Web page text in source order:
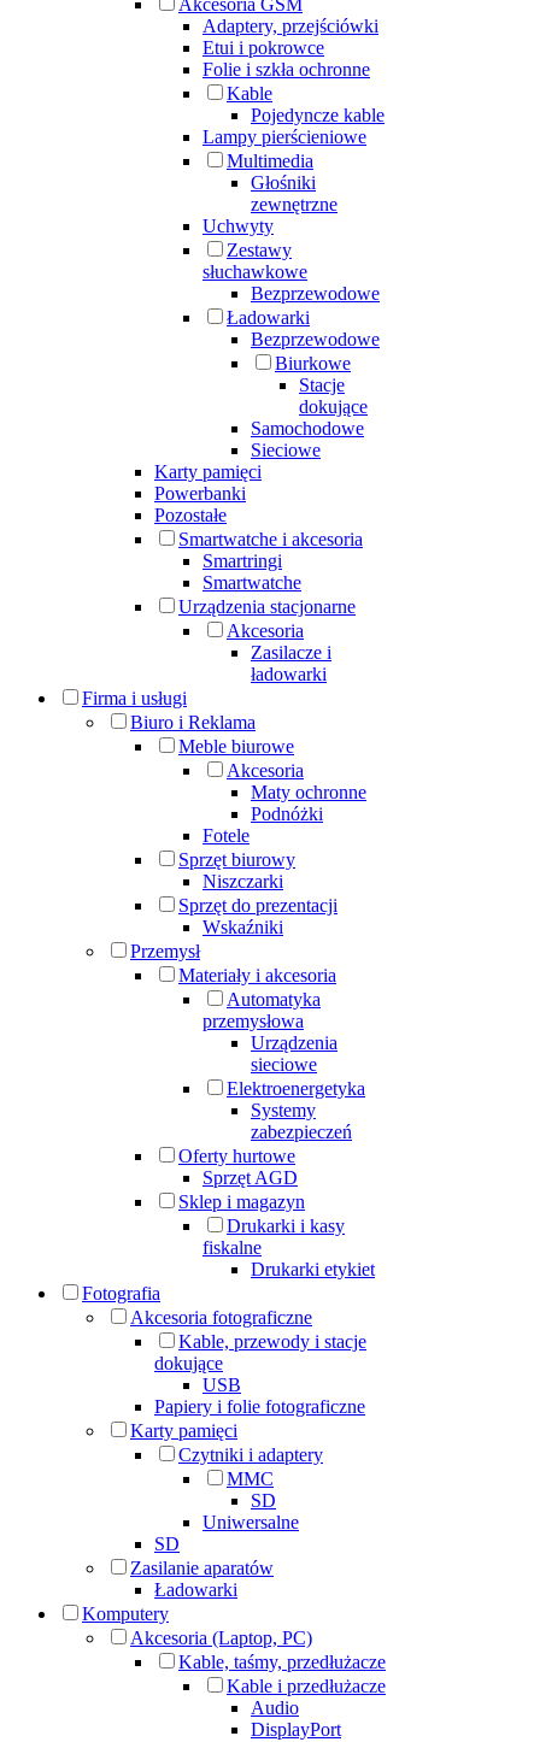
Akcesoria GSM
Adaptery, przejściówki
Etui i pokrowce
Folie i szkła ochronne
Kable
Pojedyncze kable
Lampy pierścieniowe
Multimedia
Głośniki
zewnętrzne
Uchwyty
Zestawy
słuchawkowe
Bezprzewodowe
Ładowarki
Bezprzewodowe
Biurkowe
Stacje
dokujące
Samochodowe
Sieciowe
Karty pamięci
Powerbanki
Pozostałe
Smartwatche i akcesoria
Smartringi
Smartwatche
Urządzenia stacjonarne
Akcesoria
Zasilacze i
ładowarki
Firma i usługi
Biuro i Reklama
Meble biurowe
Akcesoria
Maty ochronne
Podnóżki
Fotele
Sprzęt biurowy
Niszczarki
Sprzęt do prezentacji
Wskaźniki
Przemysł
Materiały i akcesoria
Automatyka
przemysłowa
Urządzenia
sieciowe
Elektroenergetyka
Systemy
zabezpieczeń
Oferty hurtowe
Sprzęt AGD
Sklep i magazyn
Drukarki i kasy
fiskalne
Drukarki etykiet
Fotografia
Akcesoria fotograficzne
Kable, przewody i stacje
dokujące
USB
Papiery i folie fotograficzne
Karty pamięci
Czytniki i adaptery
MMC
SD
Uniwersalne
SD
Zasilanie aparatów
Ładowarki
Komputery
Akcesoria (Laptop, PC)
Kable, taśmy, przedłużacze
Kable i przedłużacze
Audio
DisplayPort